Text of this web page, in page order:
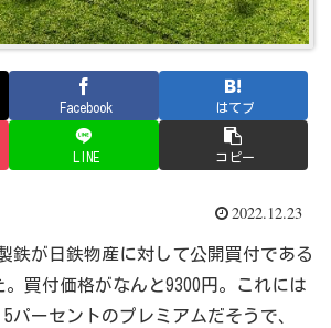
Facebook はてブ
LINE コピー
2022.12.23
鉄が日鉄物産に対して公開買付である
。買付価格がなんと9300円。これには
パーセントのプレミアムだそうで、